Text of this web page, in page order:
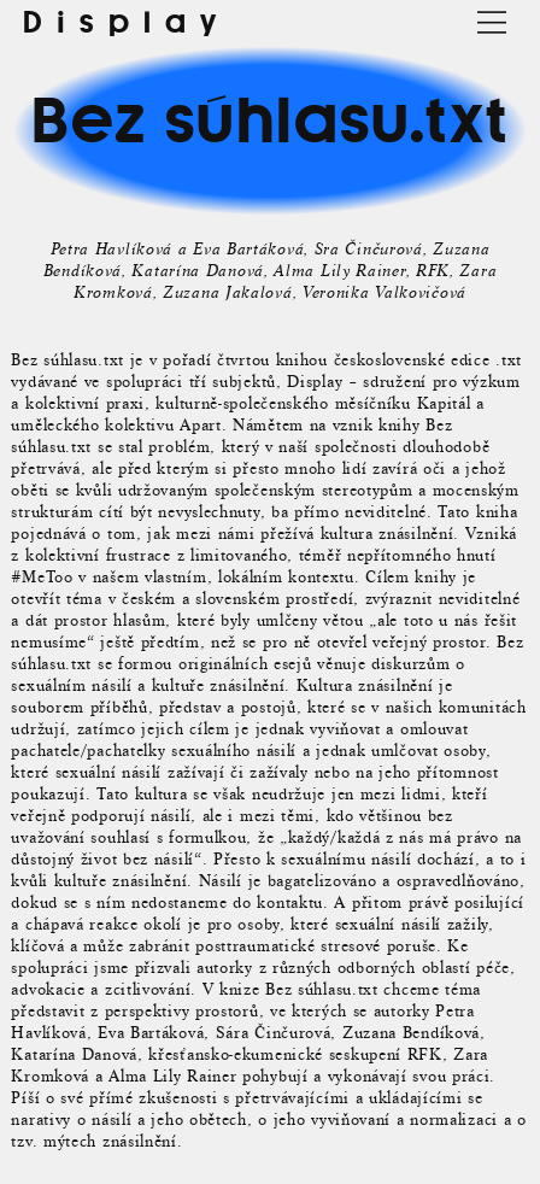
Display
Bez súhlasu.txt
Petra Havlíková a Eva Bartáková Sra Činčurová Zuzana
Bendíková Katarína Danová Alma Lily Rainer RFK Zara
Kromková Zuzana Jakalová Veronika Valkovičová
Bez súhlasu.txt je v pořadí čtvrtou knihou československé edice .txt
vydávané ve spolupráci tří subjektů, Display – sdružení pro výzkum
a kolektivní praxi, kulturně-společenského měsíčníku Kapitál a
uměleckého kolektivu Apart. Námětem na vznik knihy Bez
súhlasu.txt se stal problém, který v naší společnosti dlouhodobě
přetrvává, ale před kterým si přesto mnoho lidí zavírá oči a jehož
oběti se kvůli udržovaným společenským stereotypům a mocenským
strukturám cítí být nevyslechnuty, ba přímo neviditelné. Tato kniha
pojednává o tom, jak mezi námi přežívá kultura znásilnění. Vzniká
z kolektivní frustrace z limitovaného, ​​téměř nepřítomného hnutí
#MeToo v našem vlastním, lokálním kontextu. Cílem knihy je
otevřít téma v českém a slovenském prostředí, zvýraznit neviditelné
a dát prostor hlasům, které byly umlčeny větou „ale toto u nás řešit
nemusíme“ ještě předtím, než se pro ně otevřel veřejný prostor. Bez
súhlasu.txt se formou originálních esejů věnuje diskurzům o
sexuálním násilí a kultuře znásilnění. Kultura znásilnění je
souborem příběhů, představ a postojů, které se v našich komunitách
udržují, zatímco jejich cílem je jednak vyviňovat a omlouvat
pachatele/pachatelky sexuálního násilí a jednak umlčovat osoby,
které sexuální násilí zažívají či zažívaly nebo na jeho přítomnost
poukazují. Tato kultura se však neudržuje jen mezi lidmi, kteří
veřejně podporují násilí, ale i mezi těmi, kdo většinou bez
uvažování souhlasí s formulkou, že „každý/každá z nás má právo na
důstojný život bez násilí“. Přesto k sexuálnímu násilí dochází, a to i
kvůli kultuře znásilnění. Násilí je bagatelizováno a ospravedlňováno,
dokud se s ním nedostaneme do kontaktu. A přitom právě posilující
a chápavá reakce okolí je pro osoby, které sexuální násilí zažily,
klíčová a může zabránit posttraumatické stresové poruše. Ke
spolupráci jsme přizvali autorky z různých odborných oblastí péče,
advokacie a zcitlivování. V knize Bez súhlasu.txt chceme téma
představit z perspektivy prostorů, ve kterých se autorky Petra
Havlíková, Eva Bartáková, Sára Činčurová, Zuzana Bendíková,
Katarína Danová, křesťansko-ekumenické seskupení RFK, Zara
Kromková a Alma Lily Rainer pohybují a vykonávají svou práci.
Píší o své přímé zkušenosti s přetrvávajícími a ukládajícími se
narativy o násilí a jeho obětech, o jeho vyviňovaní a normalizaci a o
tzv. mýtech znásilnění.